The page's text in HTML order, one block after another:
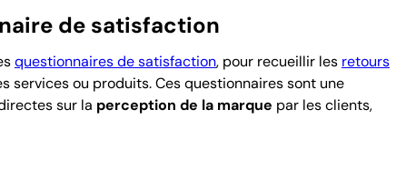
de satisfaction
questionnaires de satisfaction, pour recueillir les retours
services ou produits. Ces questionnaires sont une
sur la perception de la marque par les clients,